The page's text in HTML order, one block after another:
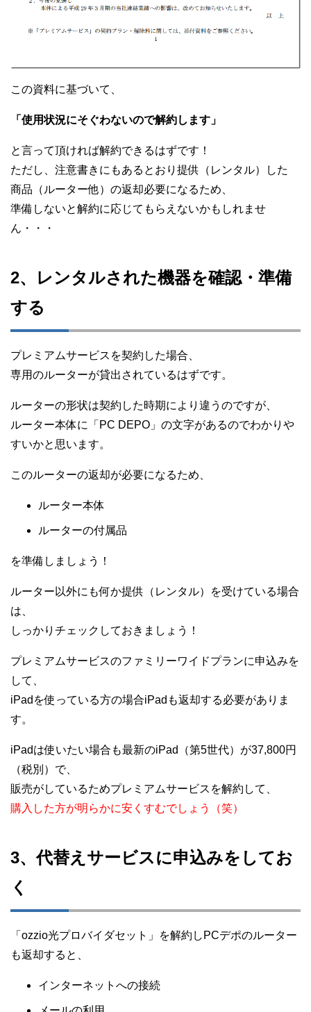
この資料に基づいて、
「使用状況にそぐわないので解約します」
と言って頂ければ解約できるはずです！
ただし、注意書きにもあるとおり提供（レンタル）した
商品（ルーター他）の返却必要になるため、
準備しないと解約に応じてもらえないかもしれませ
ん・・・
2、レンタルされた機器を確認・準備
する
プレミアムサービスを契約した場合、
専用のルーターが貸出されているはずです。
ルーターの形状は契約した時期により違うのですが、
ルーター本体に「PC DEPO」の文字があるのでわかりや
すいかと思います。
このルーターの返却が必要になるため、
ルーター本体
ルーターの付属品
を準備しましょう！
ルーター以外にも何か提供（レンタル）を受けている場合
は、
しっかりチェックしておきましょう！
プレミアムサービスのファミリーワイドプランに申込みを
して、
iPadを使っている方の場合iPadも返却する必要がありま
す。
iPadは使いたい場合も最新のiPad（第5世代）が37,800円
（税別）で、
販売がしているためプレミアムサービスを解約して、
購入した方が明らかに安くすむでしょう（笑）
3、代替えサービスに申込みをしてお
く
「ozzio光プロバイダセット」を解約しPCデポのルーター
も返却すると、
インターネットへの接続